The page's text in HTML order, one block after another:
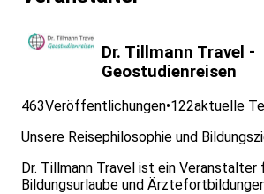
Dr. Tillmann Travel -
Geostudienreisen
463Veröffentlichungen•122aktuelle
Unsere Reisephilosophie und
Dr. Tillmann Travel ist ein Veranstalter
Bildungsurlaube und